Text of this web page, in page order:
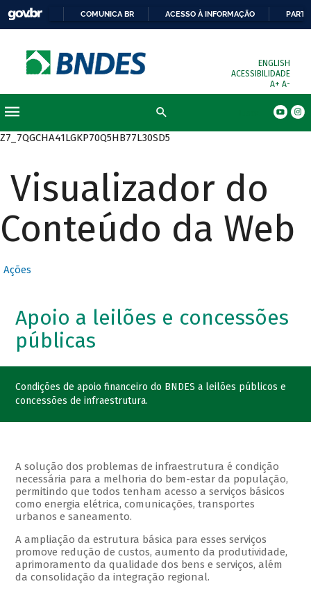
COMUNICA BR ACESSO À INFORMAÇÃO
ENGLISH
ACESSIBILIDADE
A+ A-
Z7_7QGCHA41LGKP70Q5HB77L30SD5
Visualizador do
Conteúdo da Web
Ações
Apoio a leilões e concessões
públicas
Condições de apoio financeiro do BNDES a leilões públicos e
concessões de infraestrutura.
A solução dos problemas de infraestrutura é condição
necessária para a melhoria do bem-estar da população,
permitindo que todos tenham acesso a serviços básicos
como energia elétrica, comunicações, transportes
urbanos e saneamento.
A ampliação da estrutura básica para esses serviços
promove redução de custos, aumento da produtividade,
aprimoramento da qualidade dos bens e serviços, além
da consolidação da integração regional.